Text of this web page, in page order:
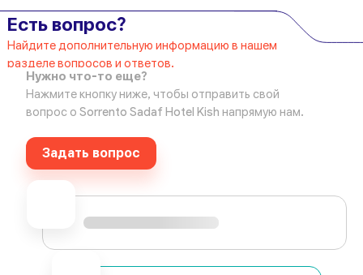
Есть вопрос?
Найдите дополнительную информацию в нашем
разделе вопросов и ответов.
Нужно что-то еще?
Нажмите кнопку ниже, чтобы отправить свой
вопрос о Sorrento Sadaf Hotel Kish напрямую нам.
Задать вопрос